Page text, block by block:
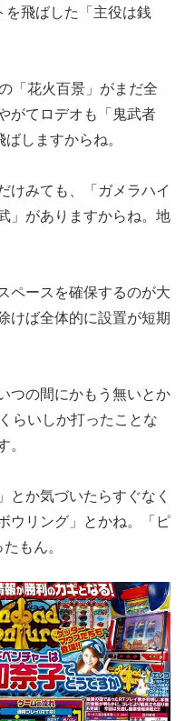
を飛ばした「主役は銭
「花火百景」がまだ全
がてロデオも「鬼武者
しますからね。
けみても、「ガメラハイ
」がありますからね。地
ペースを確保するのが大
けば全体的に設置が短期
つの間にかもう無いとか
らいしか打ったことな
。
とか気づいたらすぐなく
ウリング」とかね。「ピ
もん。